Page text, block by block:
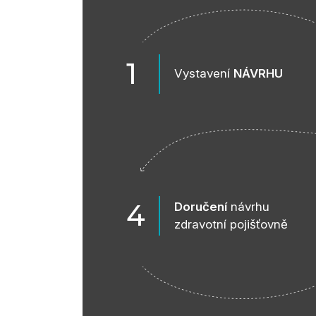
1 Vystavení NÁVRHU
4 Doručenínávrhu
zdravotní pojišťovně